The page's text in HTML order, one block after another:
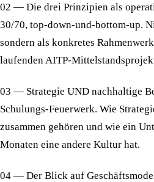
02 — Die drei Prinzipien als
30/70, top-down-und-bottom-up.
sondern als konkretes
laufenden AITP-
03 — Strategie UND nachhaltige
Schulungs-Feuerwerk. Wie
zusammen gehören und wie ein
Monaten eine andere Kultur hat.
04 — Der Blick auf